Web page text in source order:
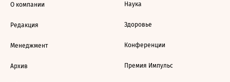
О компании
Редакция
Менеджмент
Архив
Наука
Здоровье
Конференции
Премия Импульс